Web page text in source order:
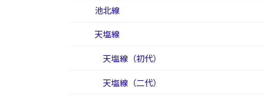
池北線
天塩線
天塩線（初代）
天塩線（二代）